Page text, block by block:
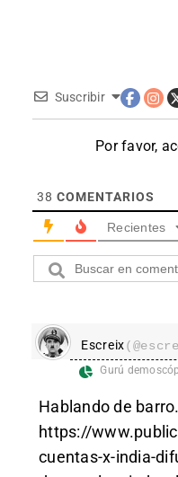
Suscribir
Por favor,
38 COMENTARIOS
Recientes
Escreix
Gurú
Hablando de
https://
cuentas-x-india-